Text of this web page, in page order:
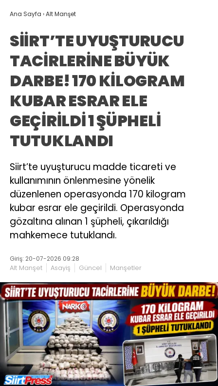
Ana Sayfa ›Alt Manşet
SİİRT’TE UYUŞTURUCU
TACİRLERİNE BÜYÜK
DARBE! 170 KİLOGRAM
KUBAR ESRAR ELE
GEÇİRİLDİ 1 ŞÜPHELİ
TUTUKLANDI
Siirt’te uyuşturucu madde ticareti ve
kullanımının önlenmesine yönelik
düzenlenen operasyonda 170 kilogram
kubar esrar ele geçirildi. Operasyonda
gözaltına alınan 1 şüpheli, çıkarıldığı
mahkemece tutuklandı.
Giriş: 20-07-2026 09:28
Alt Manşet Asayiş Güncel Manşetler